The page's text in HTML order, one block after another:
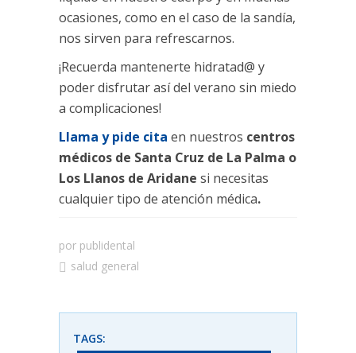
ocasiones, como en el caso de la sandía,
nos sirven para refrescarnos.
¡Recuerda mantenerte hidratad@ y
poder disfrutar así del verano sin miedo
a complicaciones!
Llama y pide cita en nuestros centros
médicos de Santa Cruz de La Palma o
Los Llanos de Aridane si necesitas
cualquier tipo de atención médica.
por publidental
salud general
TAGS: